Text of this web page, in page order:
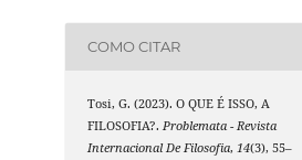
COMO CITAR
Tosi, G. (2023). O QUE É ISSO, A
FILOSOFIA?.Problemata - Revista
Internacional De Filosofia,14(3), 55–